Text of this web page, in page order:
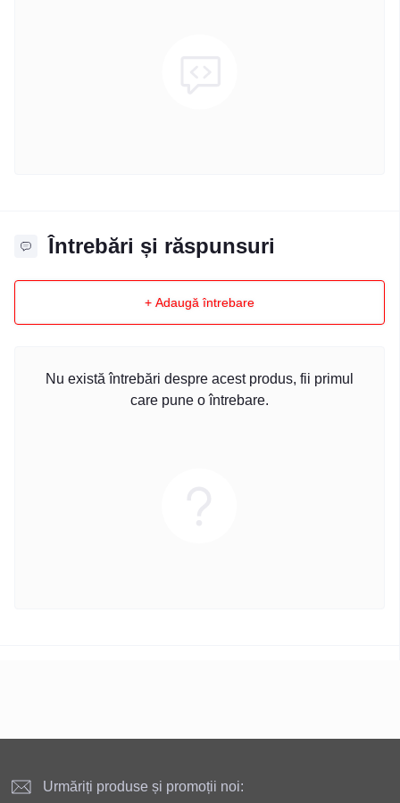
Întrebări și răspunsuri
+ Adaugă întrebare
Nu există întrebări despre acest produs, fii primul
care pune o întrebare.
Urmăriți produse și promoții noi: